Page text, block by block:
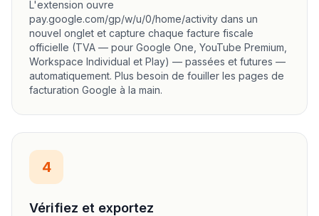
L'extension ouvre
pay.google.com/gp/w/u/0/home/activity dans un
nouvel onglet et capture chaque facture fiscale
officielle (TVA — pour Google One, YouTube Premium,
Workspace Individual et Play) — passées et futures —
automatiquement. Plus besoin de fouiller les pages de
facturation Google à la main.
4
Vérifiez et exportez